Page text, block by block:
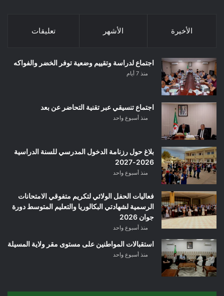
الأخيرة الأشهر تعليقات
اجتماع لدراسة وتقييم وضعية توفر الخضر والفواكه
منذ 7 أيام
اجتماع تنسيقي عبر تقنية التحاضر عن بعد
منذ أسبوع واحد
بلاغ حول رزنامة الدخول المدرسي للسنة الدراسية
2026-2027
منذ أسبوع واحد
فعاليات الحفل الولائي لتكريم متفوقي الامتحانات
الرسمية لشهادتي البكالوريا والتعليم المتوسط دورة
جوان 2026
منذ أسبوع واحد
استقبالات المواطنين على مستوى مقر ولاية المسيلة
منذ أسبوع واحد